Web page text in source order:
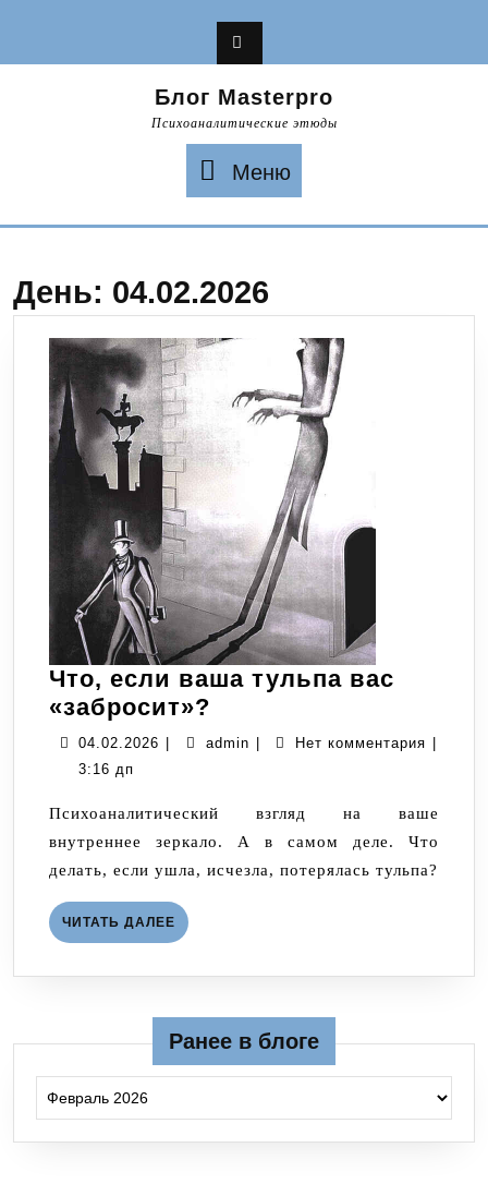
Блог Masterpro
Психоаналитические этюды
Меню
День: 04.02.2026
Что, если ваша тульпа вас
«забросит»?
если
вас
«забросит»?
04.02.2026 04.02.2026
admin adminНет комментария
3:16 дп
Психоаналитический взгляд на ваше
внутреннее зеркало. А в самом деле. Что
делать, если ушла, исчезла, потерялась тульпа?
ЧИТАТЬ ДАЛЕЕ ЧИТАТЬ
ДАЛЕЕ
Ранее в блоге